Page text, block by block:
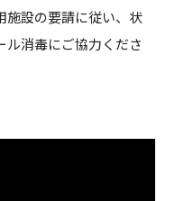
施設の要請に従い、状
ル消毒にご協力くださ